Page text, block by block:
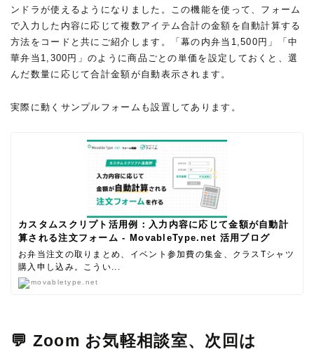
ンドラが使えるようになりました。この機能を使って、フォーム
で入力した内容に応じて複数アイテム合計の金額を自動計算する
方法をコードと共にご紹介します。「幕の内弁当1,500円」「中
華弁当1,300円」のように商品ごとの単価を設定しておくと、選
んだ数量に応じて合計金額が自動表示されます。
実際に動くサンプルフォームも設置してあります。
カスタムスクリプト活用例：入力内容に応じて金額が自動計
算される注文フォーム - MovableType.net 活用ブログ
お弁当注文の取りまとめ、イベント参加費の集金、クラスTシャツ
購入申し込み。こうい...
movabletype.net
💬 Zoom お気軽相談室、次回は